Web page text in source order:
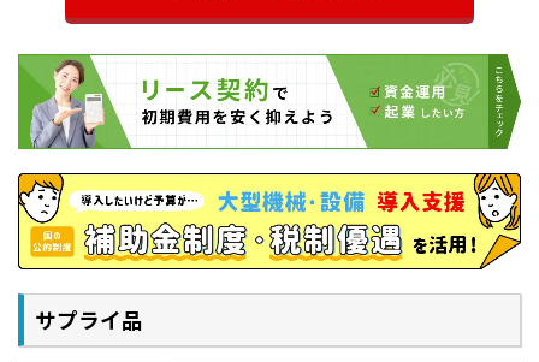
貼り付け造形。
マグネット定着シートは造形テーブルから簡単に着脱
でき、手元で造形物を取り外すことができます。
サプライ品